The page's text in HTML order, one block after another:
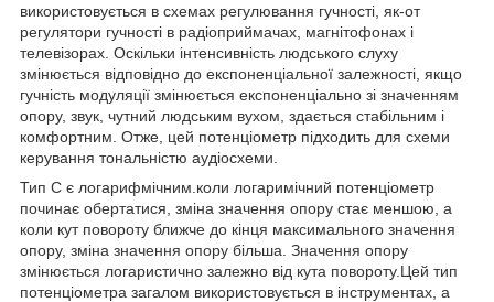
використовується в схемах регулювання гучності, як-от
регулятори гучності в радіоприймачах, магнітофонах і
телевізорах. Оскільки інтенсивність людського слуху
змінюється відповідно до експоненціальної залежності, якщо
гучність модуляції змінюється експоненціально зі значенням
опору, звук, чутний людським вухом, здається стабільним і
комфортним. Отже, цей потенціометр підходить для схеми
керування тональністю аудіосхеми.
Тип C є логарифмічним.коли логаримічний потенціометр
починає обертатися, зміна значення опору стає меншою, а
коли кут повороту ближче до кінця максимального значення
опору, зміна значення опору більша. Значення опору
змінюється логаристично залежно від кута повороту.Цей тип
потенціометра загалом використовується в інструментах, а